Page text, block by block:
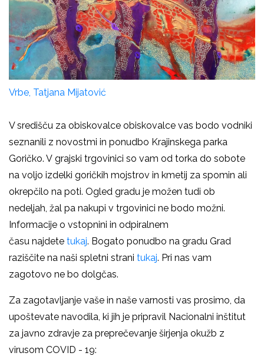
Vrbe, Tatjana Mijatović
V središču za obiskovalce obiskovalce vas bodo vodniki
seznanili z novostmi in ponudbo Krajinskega parka
Goričko. V grajski trgovinici so vam od torka do sobote
na voljo izdelki goričkih mojstrov in kmetij za spomin ali
okrepčilo na poti. Ogled gradu je možen tudi ob
nedeljah, žal pa nakupi v trgovinici ne bodo možni.
Informacije o vstopnini in odpiralnem
času najdete tukaj. Bogato ponudbo na gradu Grad
raziščite na naši spletni strani tukaj. Pri nas vam
zagotovo ne bo dolgčas.
Za zagotavljanje vaše in naše varnosti vas prosimo, da
upoštevate navodila, ki jih je pripravil Nacionalni inštitut
za javno zdravje za preprečevanje širjenja okužb z
virusom COVID - 19: